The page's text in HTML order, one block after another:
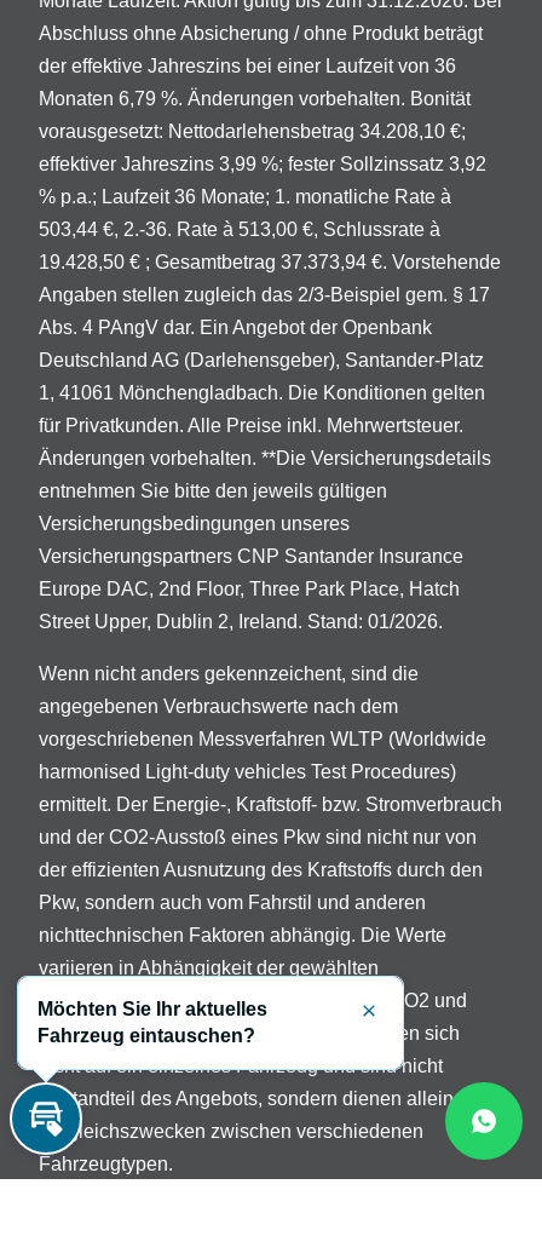
Abschluss ohne Absicherung / ohne Produkt beträgt
der effektive Jahreszins bei einer Laufzeit von 36
Monaten 6,79 %. Änderungen vorbehalten. Bonität
vorausgesetzt: Nettodarlehensbetrag 34.208,10 €;
effektiver Jahreszins 3,99 %; fester Sollzinssatz 3,92
% p.a.; Laufzeit 36 Monate; 1. monatliche Rate à
503,44 €, 2.-36. Rate à 513,00 €, Schlussrate à
19.428,50 € ; Gesamtbetrag 37.373,94 €. Vorstehende
Angaben stellen zugleich das 2/3-Beispiel gem. § 17
Abs. 4 PAngV dar. Ein Angebot der Openbank
Deutschland AG (Darlehensgeber), Santander-Platz
1, 41061 Mönchengladbach. Die Konditionen gelten
für Privatkunden. Alle Preise inkl. Mehrwertsteuer.
Änderungen vorbehalten. **Die Versicherungsdetails
entnehmen Sie bitte den jeweils gültigen
Versicherungsbedingungen unseres
Versicherungspartners CNP Santander Insurance
Europe DAC, 2nd Floor, Three Park Place, Hatch
Street Upper, Dublin 2, Ireland. Stand: 01/2026.
Wenn nicht anders gekennzeichent, sind die
angegebenen Verbrauchswerte nach dem
vorgeschriebenen Messverfahren WLTP (Worldwide
harmonised Light-duty vehicles Test Procedures)
ermittelt. Der Energie-, Kraftstoff- bzw. Stromverbrauch
und der CO2-Ausstoß eines Pkw sind nicht nur von
der effizienten Ausnutzung des Kraftstoffs durch den
Pkw, sondern auch vom Fahrstil und anderen
nichttechnischen Faktoren abhängig. Die Werte
variieren in Abhängigkeit der gewählten
Sonderausstattungen. Beschreibung der CO2 und
Verbrauchsangaben: Die Angaben beziehen sich
nicht auf ein einzelnes Fahrzeug und sind nicht
Bestandteil des Angebots, sondern dienen allein
Vergleichszwecken zwischen verschiedenen
Fahrzeugtypen.
Inzahlungnahme
Möchten Sie Ihr aktuelles
Fahrzeug eintauschen?
Schließen